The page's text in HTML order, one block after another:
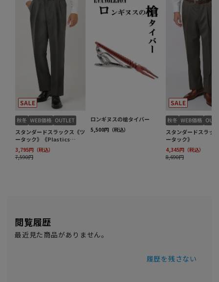
閲覧履歴
最近見た商品がありません。
履歴を残さない